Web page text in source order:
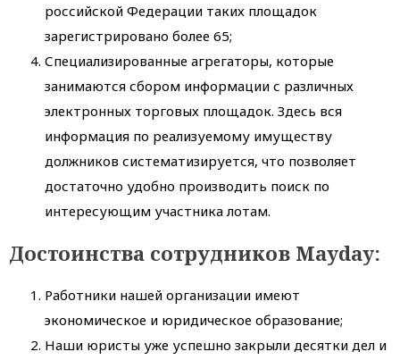
российской Федерации таких площадок
зарегистрировано более 65;
Специализированные агрегаторы, которые
занимаются сбором информации с различных
электронных торговых площадок. Здесь вся
информация по реализуемому имуществу
должников систематизируется, что позволяет
достаточно удобно производить поиск по
интересующим участника лотам.
Достоинства сотрудников Mayday:
Работники нашей организации имеют
экономическое и юридическое образование;
Наши юристы уже успешно закрыли десятки дел и